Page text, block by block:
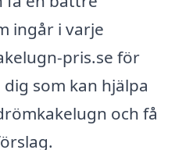
ingår i varje
pris.se för
som kan hjälpa
och få